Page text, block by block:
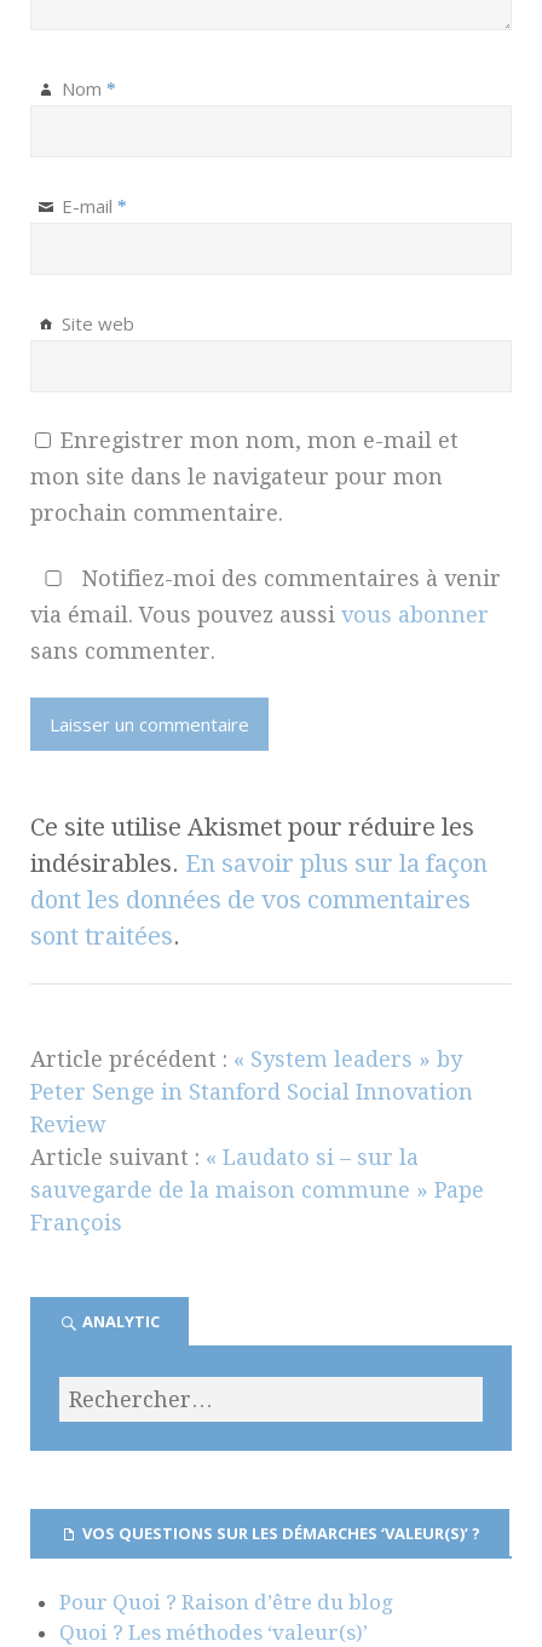
Nom *
E-mail *
Site web
Enregistrer mon nom, mon e-mail et
mon site dans le navigateur pour mon
prochain commentaire.
Notifiez-moi des commentaires à venir
via émail. Vous pouvez aussi vous abonner
sans commenter.
Ce site utilise Akismet pour réduire les
indésirables. En savoir plus sur la façon
dont les données de vos commentaires
sont traitées.
Article précédent : « System leaders » by
Peter Senge in Stanford Social Innovation
Review
Article suivant : « Laudato si – sur la
sauvegarde de la maison commune » Pape
François
ANALYTIC
VOS QUESTIONS SUR LES DÉMARCHES ‘VALEUR(S)’ ?
Pour Quoi ? Raison d’être du blog
Quoi ? Les méthodes ‘valeur(s)’